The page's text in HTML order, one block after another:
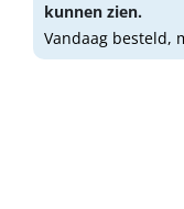
kunnen zien.
Vandaag besteld,